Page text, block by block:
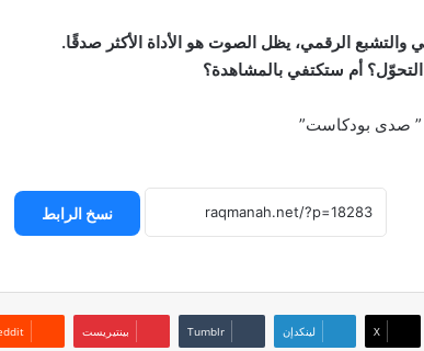
الرقمي، يظل الصوت هو الأداة الأكثر صدقًا.
أم ستكتفي بالمشاهدة؟
” صدى بودكاست”
نسخ الرابط
‫X لينكدإن بينتيريست